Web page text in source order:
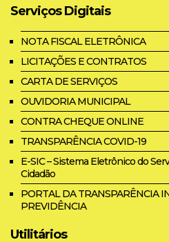
Serviços Digitais
NOTA FISCAL ELETRÔNICA
LICITAÇÕES E CONTRATOS
CARTA DE SERVIÇOS
OUVIDORIA MUNICIPAL
CONTRA CHEQUE ONLINE
TRANSPARÊNCIA COVID-19
E-SIC – Sistema Eletrônico do
Cidadão
PORTAL DA TRANSPARÊNCIA
PREVIDÊNCIA
Utilitários